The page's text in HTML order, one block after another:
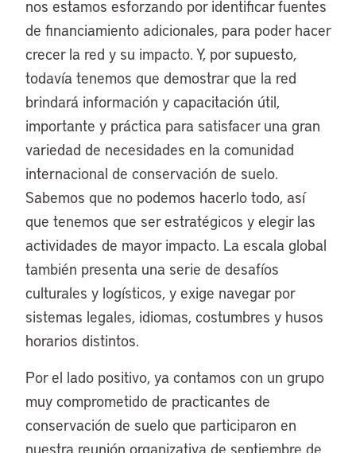
nos estamos esforzando por identificar fuentes
de financiamiento adicionales, para poder hacer
crecer la red y su impacto. Y, por supuesto,
todavía tenemos que demostrar que la red
brindará información y capacitación útil,
importante y práctica para satisfacer una gran
variedad de necesidades en la comunidad
internacional de conservación de suelo.
Sabemos que no podemos hacerlo todo, así
que tenemos que ser estratégicos y elegir las
actividades de mayor impacto. La escala global
también presenta una serie de desafíos
culturales y logísticos, y exige navegar por
sistemas legales, idiomas, costumbres y husos
horarios distintos.
Por el lado positivo, ya contamos con un grupo
muy comprometido de practicantes de
conservación de suelo que participaron en
nuestra reunión organizativa de septiembre de